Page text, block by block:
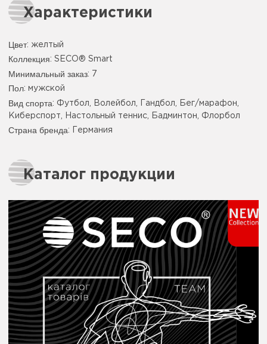
Характеристики
Цвет: желтый
Коллекция: SECO® Smart
Минимальный заказ: 7
Пол: мужской
Вид спорта: Футбол, Волейбол, Гандбол, Бег/марафон,
Киберспорт, Настольный теннис, Бадминтон, Флорбол
Страна бренда: Германия
Каталог продукции